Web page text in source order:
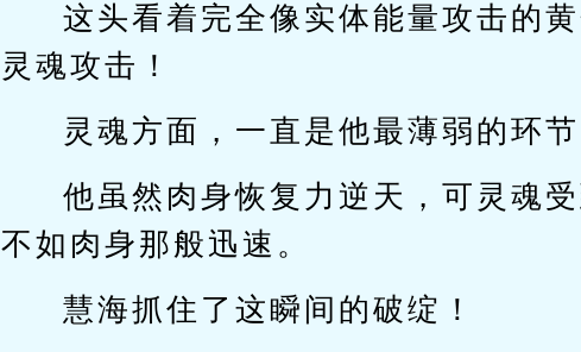
这头看着完全像实体能量攻击的
灵魂攻击！
灵魂方面，一直是他最薄弱的环节
他虽然肉身恢复力逆天，可灵魂
不如肉身那般迅速。
慧海抓住了这瞬间的破绽！